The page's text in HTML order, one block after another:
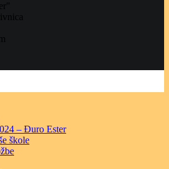
– Đuro Ester
škole